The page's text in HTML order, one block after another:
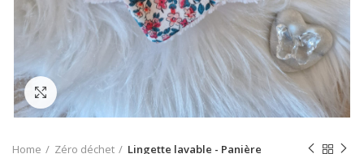
Click to enlarge
Home Zéro déchet Lingette lavable - Panière